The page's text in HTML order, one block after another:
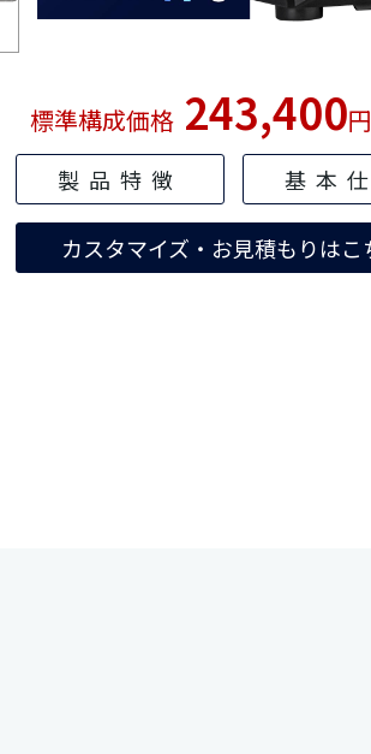
標準構成価格 243,400
製品特徴 基本
カスタマイズ・お見積もりはこ